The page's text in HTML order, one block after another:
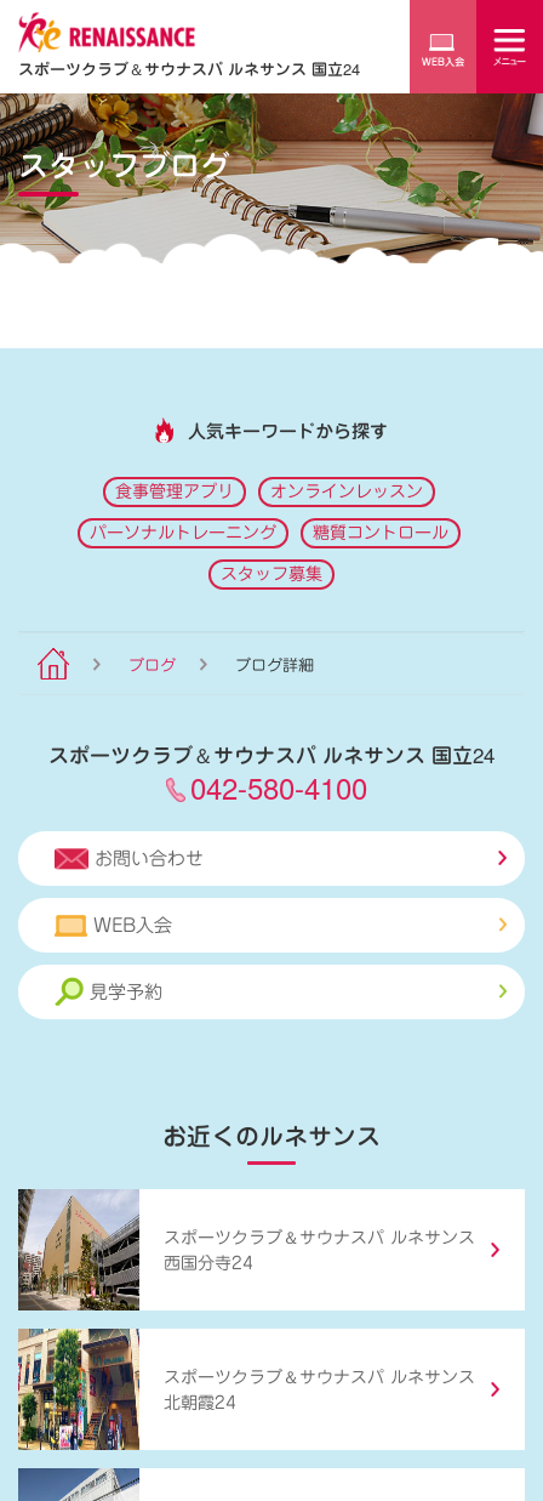
スポーツクラブ＆サウナスパ ルネサンス 国立24
スタッフブログ
人気キーワードから探す
食事管理アプリ オンラインレッスン
パーソナルトレーニング 糖質コントロール
スタッフ募集
ブログ ブログ詳細
スポーツクラブ＆サウナスパ ルネサンス 国立24
042-580-4100
お問い合わせ
WEB入会
見学予約
お近くのルネサンス
スポーツクラブ ＆ サウナスパ ルネサンス
西国分寺24
スポーツクラブ ＆ サウナスパ ルネサンス
北朝霞24